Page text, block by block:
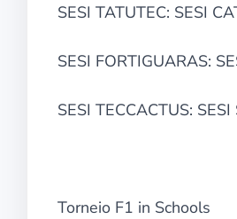
SESI TATUTEC: SESI
SESI FORTIGUARAS:
SESI TECCACTUS:
Torneio F1 in Schools